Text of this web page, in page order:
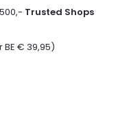
Trusted Shops
BE € 39,95)